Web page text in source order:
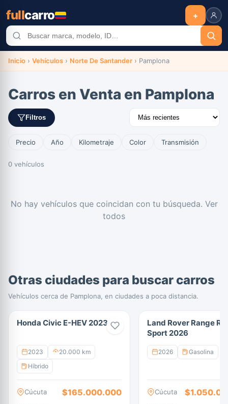
fullcarro +
Inicio › Vehículos › Norte De Santander › Pamplona
Carros en Venta en Pamplona
Filtros
Precio Año Kilometraje Color Transmisión
0 vehículos
No hay vehículos que coincidan con tu búsqueda. Ver
todos
Otras ciudades para buscar carros
Vehículos cerca de Pamplona, en ciudades a poca distancia.
Honda Civic E-HEV 2023
2023
20.000 km
Híbrido
Cúcuta $165.000.000
Land Rover Range
Sport 2026
2026 Gasolina
Cúcuta